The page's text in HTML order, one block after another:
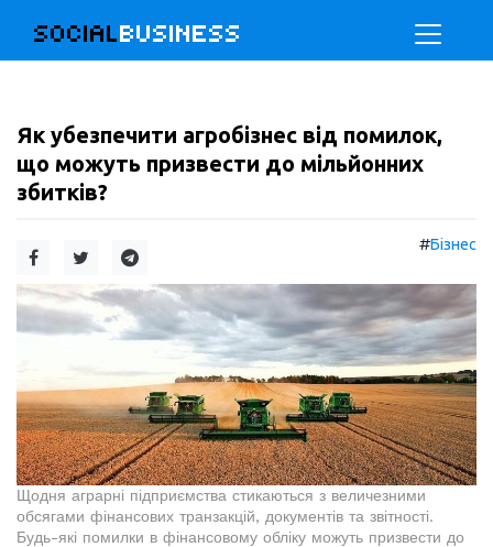
SOCIALBUSINESS
Як убезпечити агробізнес від помилок,
що можуть призвести до мільйонних
збитків?
#Бізнес
Щодня аграрні підприємства стикаються з величезними
обсягами фінансових транзакцій, документів та звітності.
Будь-які помилки в фінансовому обліку можуть призвести до